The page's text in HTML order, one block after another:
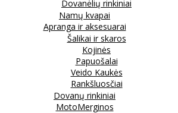
Dovanėlių rinkiniai
Namų kvapai
Apranga ir aksesuarai
Šalikai ir skaros
Kojinės
Papuošalai
Veido Kaukės
Rankšluosčiai
Dovanų rinkiniai
MotoMerginos